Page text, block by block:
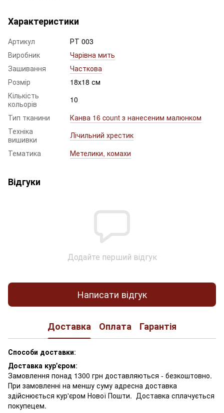
Характеристики
Артикул
РТ 003
Виробник
Чарівна мить
Зашивання
Часткова
Розмір
18x18 см
Кількість
кольорів
10
Тип тканини
Канва 16 count з нанесеним малюнком
Техніка
вишивки
Лічильний хрестик
Тематика
Метелики, комахи
Відгуки
Додайте перший відгук
Написати відгук
Доставка Оплата Гарантія
Способи доставки:
Доставка кур'єром:
Замовлення понад 1300 грн доставляються - безкоштовно.
При замовленні на меншу суму адресна доставка
здійснюється кур'єром Нової Пошти. Доставка сплачується
покупецем.